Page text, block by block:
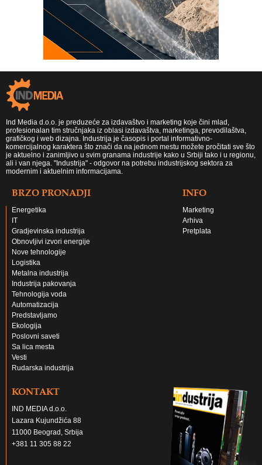
Ind Media d.o.o. je preduzeće za izdavaštvo i marketing koje čini mlad,
profesionalan tim stručnjaka iz oblasi izdavaštva, marketinga, prevodilaštva,
grafičkog i web dizajna. Industrija je časopis i portal informativno-
komercijalnog karaktera što znači da na jednom mestu možete pročitati sve što
je aktuelno i zanimljivo u svim granama industrije kako u Srbiji tako i u regionu,
ali i van njega. "Industrija" - odgovor na potrebu industrijskog sektora za
modernim i aktuelnim informacijama.
BRZO PRONADJI
Energetika
IT
Gradjevinska industrija
Obnovljivi izvori energije
Nove tehnologije
Logistika
Metalna industrija
Industrija pakovanja
Tehnologija voda
Automatizacija
Predstavljamo
Ekologija
Poslovni saveti
Sa lica mesta
Vesti
Rudarska industrija
INFO
Marketing
Arhiva
Pretplata
KONTAKT
IND MEDIA d.o.o.
Lazara Kujundžića 88
11000 Beograd, Srbija
+381 11 305 88 22